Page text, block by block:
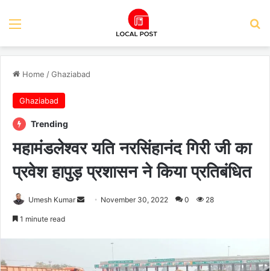
Menu
Home /Ghaziabad
Ghaziabad
Trending
महामंडलेश्वर यति नरसिंहानंद गिरी जी का
प्रवेश हापुड़ प्रशासन ने किया प्रतिबंधित
Umesh Kumar
Send November 30, 2022 0 28
1 minute read